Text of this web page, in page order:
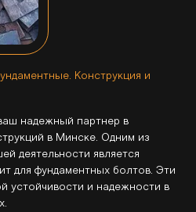
Конструкция и
надежный партнер в
в Минске. Одним из
деятельности является
для фундаментных болтов. Эти
устойчивости и надежности в